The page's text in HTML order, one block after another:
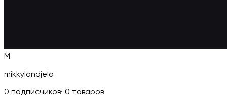
M
mikkylandjelo
0 подписчиков· 0 товаров